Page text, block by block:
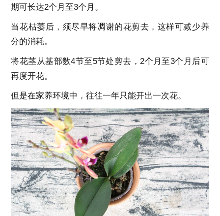
期可长达2个月至3个月。
当花枯萎后，须尽早将凋谢的花剪去，这样可减少养
分的消耗。
将花茎从基部数4节至5节处剪去，2个月至3个月后可
再度开花。
但是在家养环境中，往往一年只能开出一次花。